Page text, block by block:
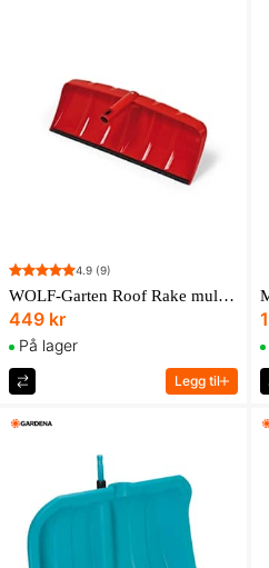
4.9 (9)
WOLF-Garten Roof Rake multi-star 60 cm
449 kr
På lager
Legg til